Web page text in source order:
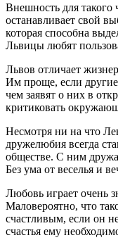
Внешность для такого
останавливает свой
которая способна
Львицы любят
Львов отличает
Им проще, если
чем заявят о них в
критиковать
Несмотря ни на что
дружелюбия всегда
обществе. С ним
Без ума от веселья и
Любовь играет очень
Маловероятно, что
счастливым, если он
счастья ему